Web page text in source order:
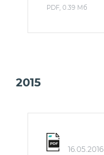
PDF, 0.39 Мб
2015
16.05.2016